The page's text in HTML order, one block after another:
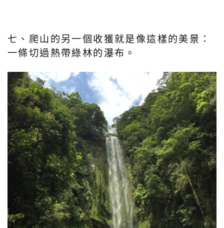
七、爬山的另一個收獲就是像這樣的美景：
一條切過熱帶綠林的瀑布。